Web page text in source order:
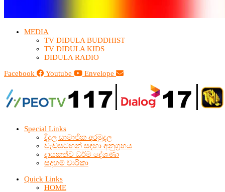
MEDIA
TV DIDULA BUDDHIST​
TV DIDULA KIDS
DIDULA RADIO
Facebook
Youtube Envelope
Special Links
දිදුල සාමාජික අරමුදල
වැඩසටහන් සඳහා අනුග්‍රහය
දායකත්ව ධර්ම දේශණා
සදහම් චාරිකා
Quick Links
HOME